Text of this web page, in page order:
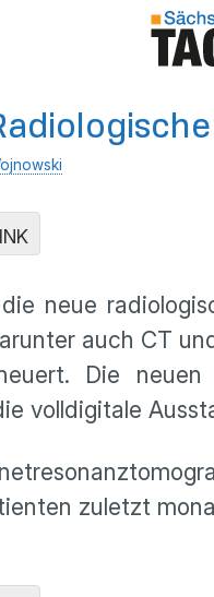
neue
auch CT
Die
volldigitale
zuletzt